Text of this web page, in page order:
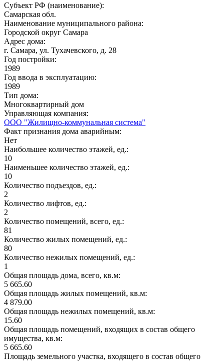
Субъект РФ (наименование):
Самарская обл.
Наименование муниципального района:
Городской округ Самара
Адрес дома:
г. Самара, ул. Тухачевского, д. 28
Год постройки:
1989
Год ввода в эксплуатацию:
1989
Тип дома:
Многоквартирный дом
Управляющая компания:
ООО "Жилищно-коммунальная система"
Факт признания дома аварийным:
Нет
Наибольшее количество этажей, ед.:
10
Наименьшее количество этажей, ед.:
10
Количество подъездов, ед.:
2
Количество лифтов, ед.:
2
Количество помещений, всего, ед.:
81
Количество жилых помещений, ед.:
80
Количество нежилых помещений, ед.:
1
Общая площадь дома, всего, кв.м:
5 665.60
Общая площадь жилых помещений, кв.м:
4 879.00
Общая площадь нежилых помещений, кв.м:
15.60
Общая площадь помещений, входящих в состав общего
имущества, кв.м:
5 665.60
Площадь земельного участка, входящего в состав общего